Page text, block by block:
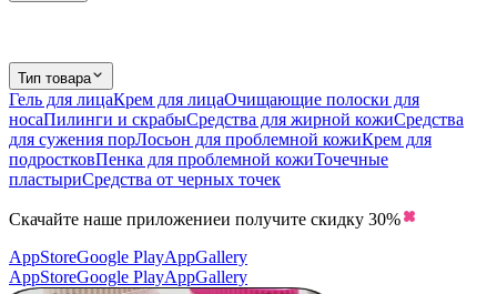
Тип товара
Гель для лицаКрем для лицаОчищающие полоски для
носаПилинги и скрабыСредства для жирной кожиСредства
для сужения порЛосьон для проблемной кожиКрем для
подростковПенка для проблемной кожиТочечные
пластыриСредства от черных точек
Скачайте наше приложениеи получите скидку 30%
AppStoreGoogle PlayAppGallery
AppStoreGoogle PlayAppGallery